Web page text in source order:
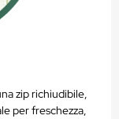
zip richiudibile,
per freschezza,